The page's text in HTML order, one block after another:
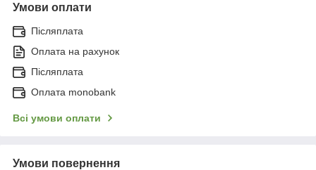
Умови оплати
Післяплата
Оплата на рахунок
Післяплата
Оплата monobank
Всі умови оплати
Умови повернення